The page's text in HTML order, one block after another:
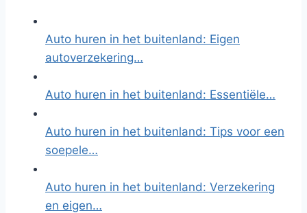
Auto huren in het buitenland: Eigen
autoverzekering…
Auto huren in het buitenland: Essentiële…
Auto huren in het buitenland: Tips voor een
soepele…
Auto huren in het buitenland: Verzekering
en eigen…